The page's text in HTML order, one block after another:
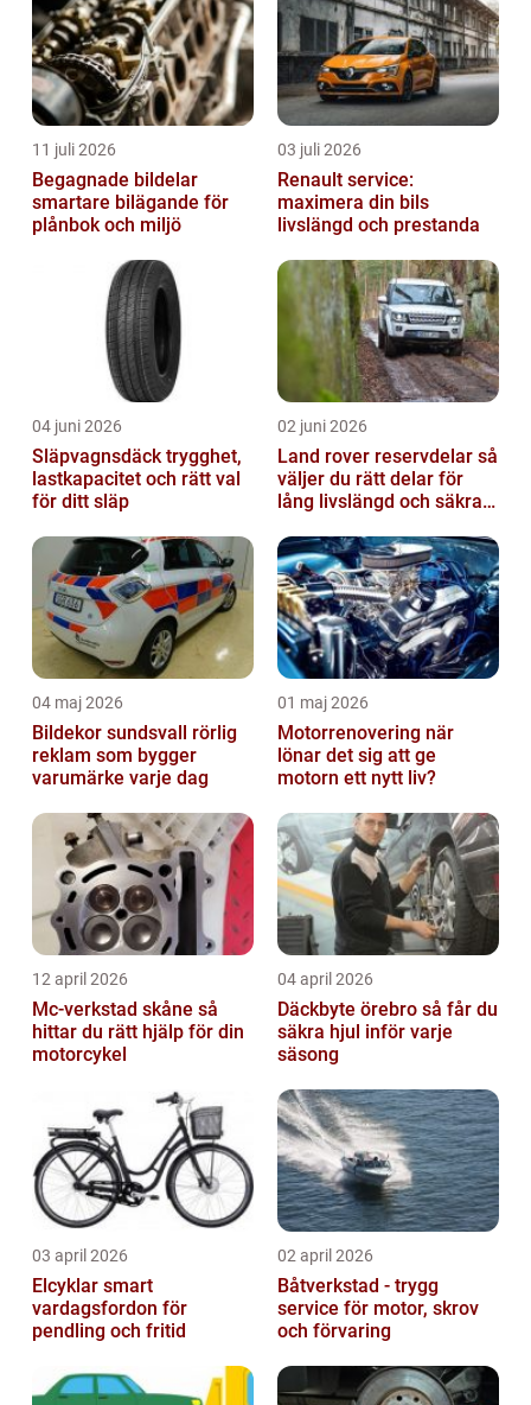
Kl...
11 juli 2026
Begagnade bildelar
smartare bilägande för
plånbok och miljö
03 juli 2026
Renault service:
maximera din bils
livslängd och prestanda
04 juni 2026
Släpvagnsdäck trygghet,
lastkapacitet och rätt val
för ditt släp
02 juni 2026
Land rover reservdelar så
väljer du rätt delar för
lång livslängd och säkra
04 maj 2026
Bildekor sundsvall rörlig
reklam som bygger
varumärke varje dag
01 maj 2026
Motorrenovering när
lönar det sig att ge
motorn ett nytt liv?
12 april 2026
Mc-verkstad skåne så
hittar du rätt hjälp för din
motorcykel
04 april 2026
Däckbyte örebro så får du
säkra hjul inför varje
säsong
03 april 2026
Elcyklar smart
vardagsfordon för
pendling och fritid
02 april 2026
Båtverkstad - trygg
service för motor, skrov
och förvaring